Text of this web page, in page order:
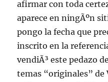
afirmar con toda
aparece en ningÃºn
pongo la fecha que
inscrito en la
vendiÃ³ este pedazo
temas “originales” de